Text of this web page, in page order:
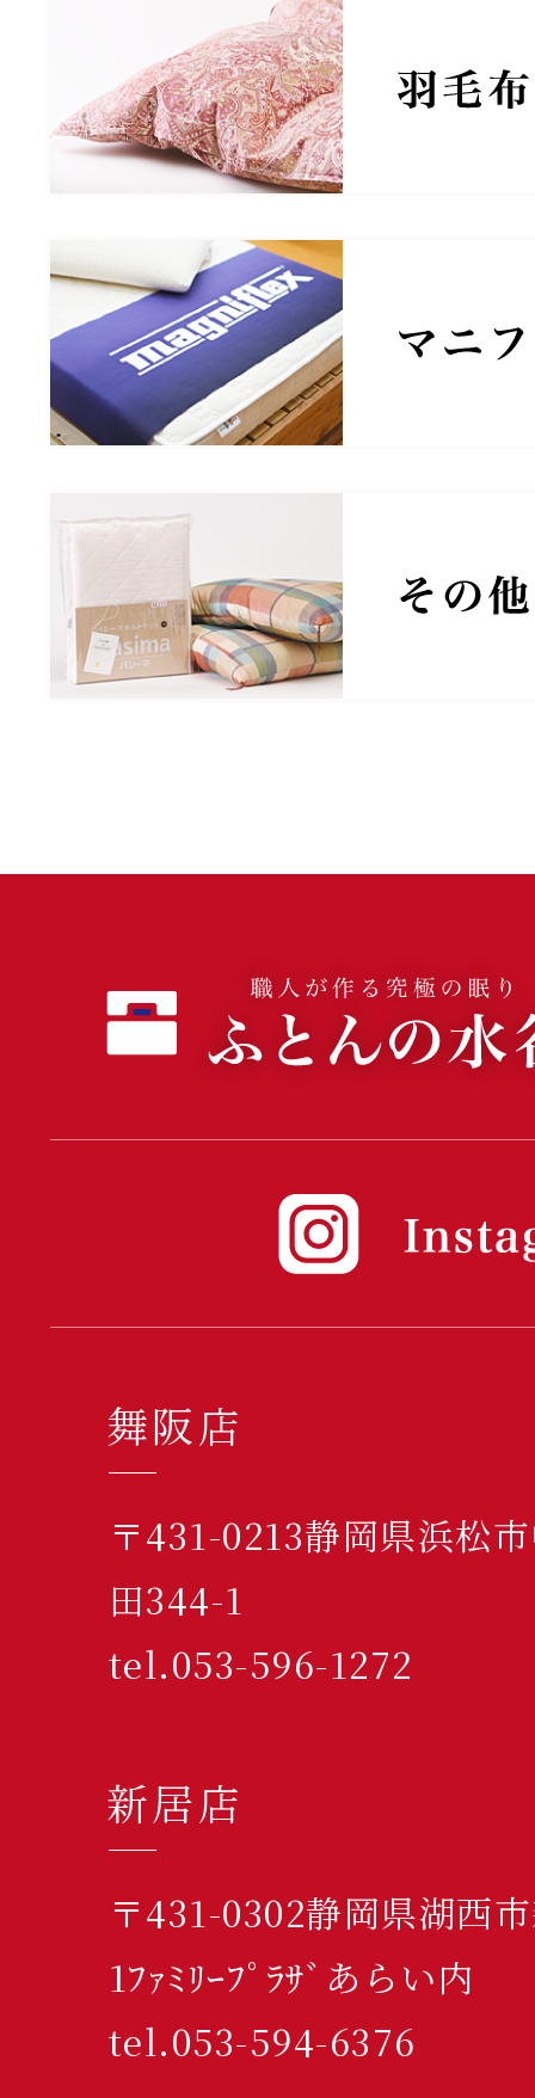
舞阪店
〒431-0213静岡県浜松
田344-1
tel.053-596-1272
新居店
〒431-0302静岡県湖西
1ﾌｧﾐﾘｰﾌﾟﾗｻﾞあらい内
tel.053-594-6376